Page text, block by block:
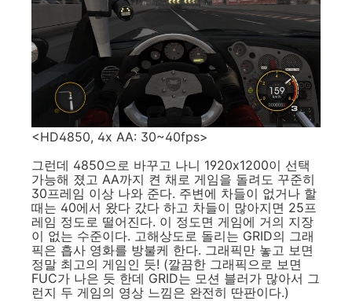
<HD4850, 4x AA: 30~40fps>
그런데 4850으로 바꾸고 나니 1920x1200이 선택
가능해 졌고 AA까지 켠 채로 게임을 돌려도 꾸준히
30프레임 이상 나와 준다. 주변에 차들이 없거나 할
때는 40에서 왔다 갔다 하고 차들이 많아지면 25프
레임 정도로 떨어진다. 이 정도면 게임에 거의 지장
이 없는 수준이다. 고해상도로 돌리는 GRID의 그래
픽은 흡사 영화를 방불케 한다. 그래픽만 놓고 보면
정말 최고의 게임인 듯! (깔끔한 그래픽으로 보면
FUC가 나은 듯 한데 GRID는 모션 블러가 많아서 그
런지 두 게임의 영상 느낌은 완전히 딴판이다.)